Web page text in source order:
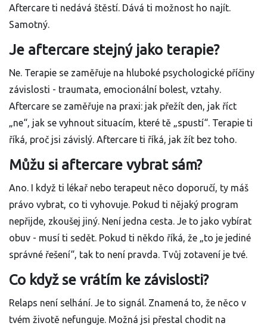
Aftercare ti nedává štěstí. Dává ti možnost ho najít.
Samotný.
Je aftercare stejný jako terapie?
Ne. Terapie se zaměřuje na hluboké psychologické příčiny
závislosti - traumata, emocionální bolest, vztahy.
Aftercare se zaměřuje na praxi: jak přežít den, jak říct
„ne“, jak se vyhnout situacím, které tě „spustí“. Terapie ti
říká, proč jsi závislý. Aftercare ti říká, jak žít bez toho.
Můžu si aftercare vybrat sám?
Ano. I když ti lékař nebo terapeut něco doporučí, ty máš
právo vybrat, co ti vyhovuje. Pokud ti nějaký program
nepřijde, zkoušej jiný. Není jedna cesta. Je to jako vybírat
obuv - musí ti sedět. Pokud ti někdo říká, že „to je jediné
správné řešení“, tak to není pravda. Tvůj zotavení je tvé.
Co když se vrátím ke závislosti?
Relaps není selhání. Je to signál. Znamená to, že něco v
tvém životě nefunguje. Možná jsi přestal chodit na